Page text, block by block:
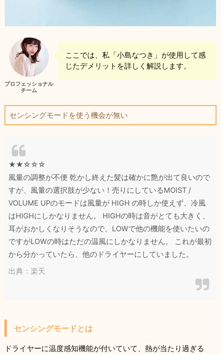
プロフェッショナル
チーム
ここでは、私「小島なつき」が使用して感
じたデメリットを詳しく解説します。
センシングモードを使う機会が無い
★★☆☆☆
風量の調整が不便 乾かし終えた髪は確かに艶が出て良いので
すが、風量の選択肢が少ない！売りにしているMOIST /
VOLUME UPのモードは風量が HIGH の時しか使えず、冷風
はHIGHにしかなりません。 HIGHの時は音がとても大きく、
耳がおかしくなりそうなので、LOWで他の機能を使いたいの
ですがLOWの時はただの温風にしかなりません。 これが最初
から分かっていたら、他のドライヤーにしていました。
出典：楽天
センシングモードとは
ドライヤーに温度感知機能が付いていて、熱が当たり過ぎる